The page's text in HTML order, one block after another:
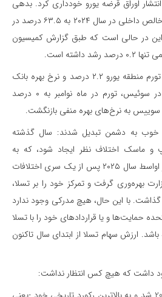
اوراق قرضه یورو خودداری کرد. بدهی
عمومی از ۶۲.۲ درصد تولید ناخالص داخلی در سال ۲۰۲۴ به ۶۳.۵ درصد در
- و این در حالی است که طبق گزارش کمیسیون
داشته است.
تورم نزدیک به صفر در اروپا: تورم منطقه یورو ۲.۲ درصد و نرخ بهره بانک
مرکزی اروپا ۲ درصد است. در سوئیس، تورم در ماه نوامبر به ۰ درصد
به نرخ‌های بهره منفی بازنگشت.
خوب به دشمن تبدیل شدند: سال گذشته
ماسک اختلاف نظر ایجاد شود، که به
حقیقت پیوست. رابطه آنها در اواسط سال ۲۰۲۵ پس از یک سری اختلافات
بهره‌وری گرفت و تمرکز خود را بر تسلا،
با این حال، هیچ مدرکی وجود ندارد
حمایت‌ها و یا قراردادهای خود را با تسلا
ارزش سهام تسلا از ابتدای سال تاکنون
داشت که هیچ کس انتظار نداشت: